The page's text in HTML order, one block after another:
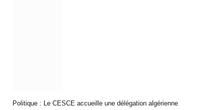
Politique : Le CESCE accueille une délégation algérienne